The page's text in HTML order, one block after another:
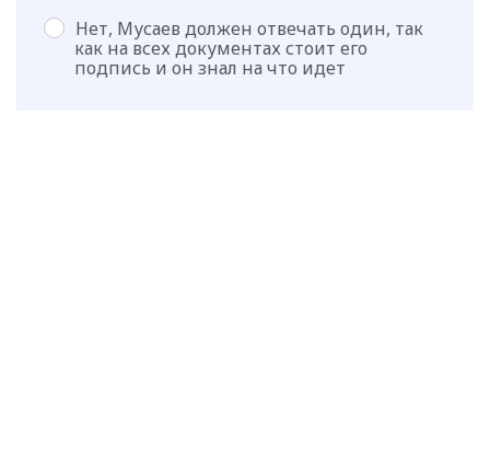
Нет, Мусаев должен отвечать один, так
как на всех документах стоит его
подпись и он знал на что идет